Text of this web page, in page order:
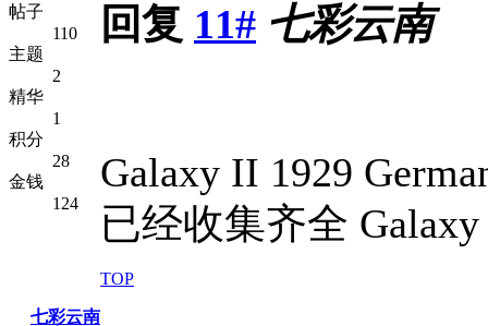
帖子
110
主题
2
精华
1
积分
28
金钱
124
回复 11# 七彩云南
Galaxy II 1929
已经收集齐全
TOP
七彩云南